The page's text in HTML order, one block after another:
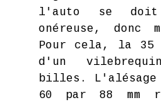
l'auto se doit
onéreuse, donc
Pour cela, la 35
d'un
billes.
60 par 88 mm